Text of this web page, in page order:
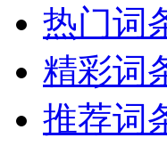
热门词
精彩词
推荐词